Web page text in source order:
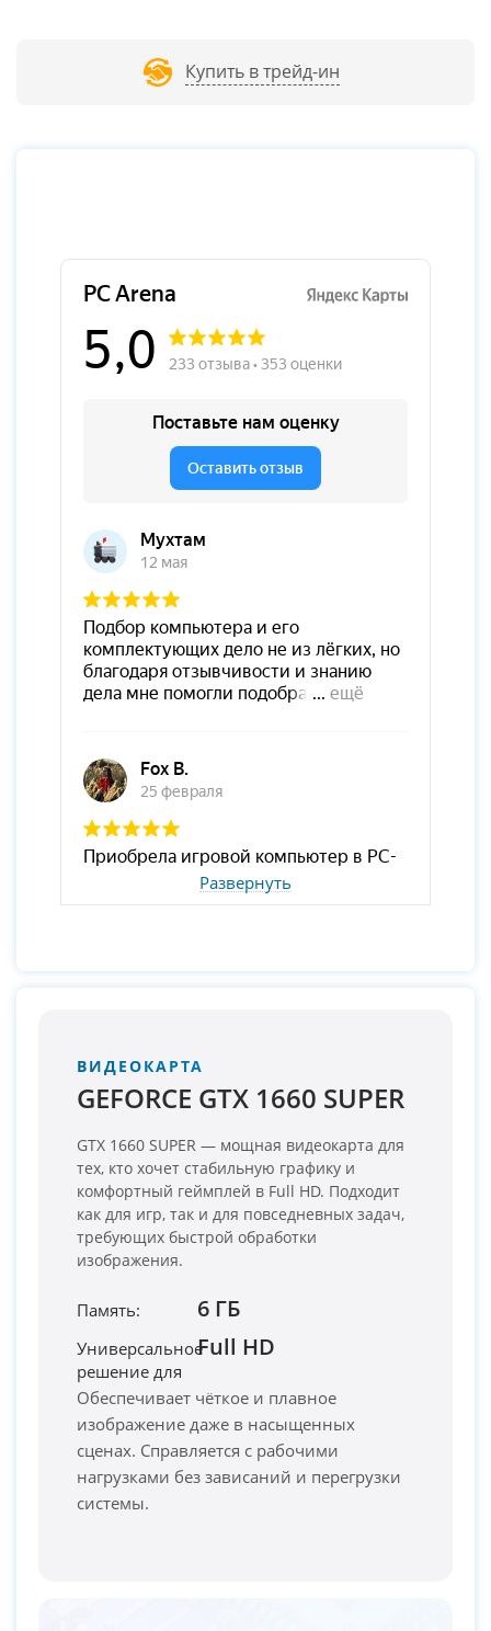
Купить в трейд-ин
PC-Arena на карте Москвы — Яндекс Карты
Развернуть
ВИДЕОКАРТА
GEFORCE GTX 1660 SUPER
GTX 1660 SUPER — мощная видеокарта для
тех, кто хочет стабильную графику и
комфортный геймплей в Full HD. Подходит
как для игр, так и для повседневных задач,
требующих быстрой обработки
изображения.
Память: 6 ГБ
Универсальное
решение для
Full HD
Обеспечивает чёткое и плавное
изображение даже в насыщенных
сценах. Справляется с рабочими
нагрузками без зависаний и перегрузки
системы.